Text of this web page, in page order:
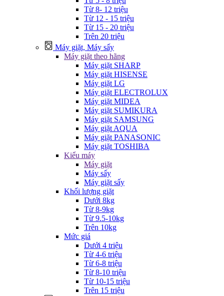
Từ 8- 12 triệu
Từ 12 - 15 triệu
Từ 15 - 20 triệu
Trên 20 triệu
Máy giặt, Máy sấy
Máy giặt theo hãng
Máy giặt SHARP
Máy giặt HISENSE
Máy giặt LG
Máy giặt ELECTROLUX
Máy giặt MIDEA
Máy giặt SUMIKURA
Máy giặt SAMSUNG
Máy giặt AQUA
Máy giặt PANASONIC
Máy giặt TOSHIBA
Kiểu máy
Máy giặt
Máy sấy
Máy giặt sấy
Khối lượng giặt
Dưới 8kg
Từ 8-9kg
Từ 9.5-10kg
Trên 10kg
Mức giá
Dưới 4 triệu
Từ 4-6 triệu
Từ 6-8 triệu
Từ 8-10 triệu
Từ 10-15 triệu
Trên 15 triệu